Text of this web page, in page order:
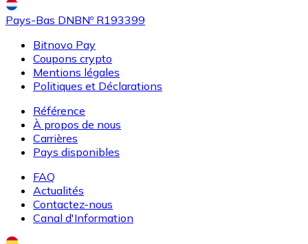
Pays-Bas DNBNº R193399
Bitnovo Pay
Coupons crypto
Mentions légales
Politiques et Déclarations
Référence
À propos de nous
Carrières
Pays disponibles
FAQ
Actualités
Contactez-nous
Canal d'Information